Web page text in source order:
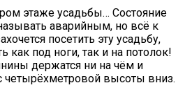
этаже усадьбы… Состояние
аварийным, но всё к
посетить эту усадьбу,
как под ноги, так и на потолок!
держатся ни на чём и
четырёхметровой высоты вниз.